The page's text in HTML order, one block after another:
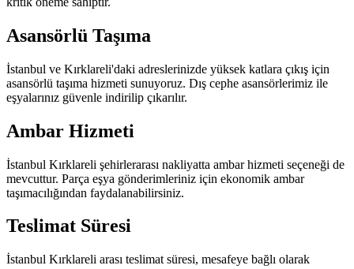
Asansörlü Taşıma
İstanbul ve Kırklareli'daki adreslerinizde yüksek katlara çıkış için
asansörlü taşıma hizmeti sunuyoruz. Dış cephe asansörlerimiz ile
eşyalarınız güvenle indirilip çıkarılır.
Ambar Hizmeti
İstanbul Kırklareli şehirlerarası nakliyatta ambar hizmeti seçeneği de
mevcuttur. Parça eşya gönderimleriniz için ekonomik ambar
taşımacılığından faydalanabilirsiniz.
Teslimat Süresi
İstanbul Kırklareli arası teslimat süresi, mesafeye bağlı olarak